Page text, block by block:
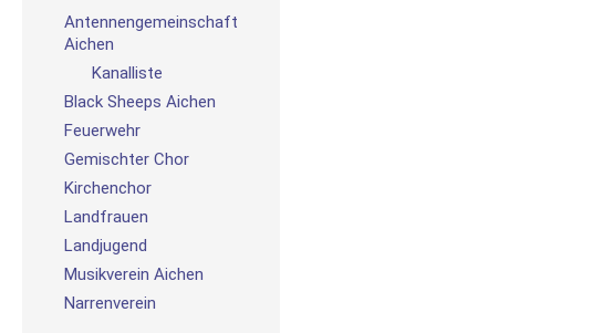
Antennengemeinschaft
Aichen
Kanalliste
Black Sheeps Aichen
Feuerwehr
Gemischter Chor
Kirchenchor
Landfrauen
Landjugend
Musikverein Aichen
Narrenverein